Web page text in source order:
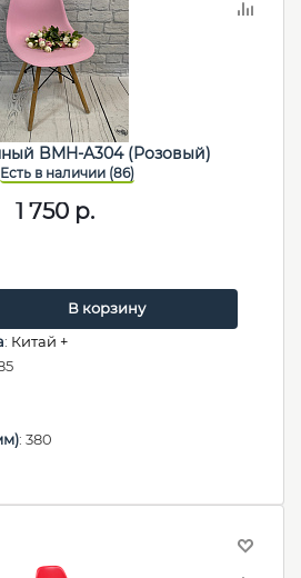
BMH-A304 (Розовый)
1 750р.
В корзину
: Китай +
: 380